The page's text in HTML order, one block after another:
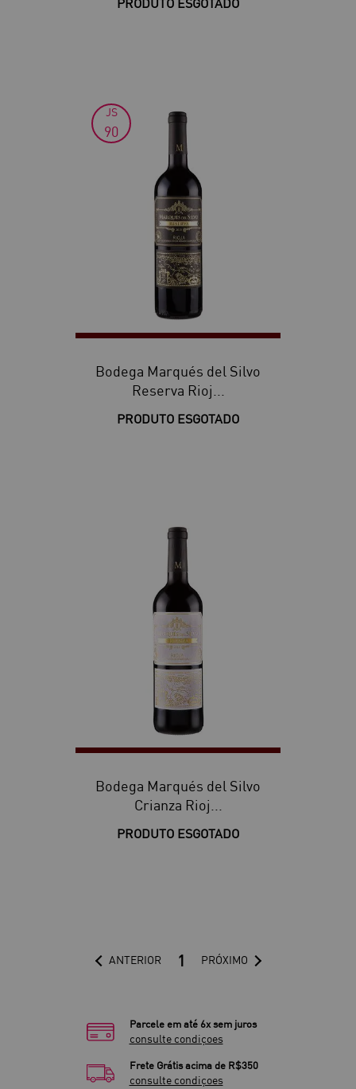
JS
90
Bodega Marqués del Silvo
Reserva Rioj...
PRODUTO ESGOTADO
Bodega Marqués del Silvo
Crianza Rioj...
PRODUTO ESGOTADO
ANTERIOR 1 PRÓXIMO
Parcele em até 6x sem juros
consulte condiçoes
Frete Grátis acima de R$350
consulte condiçoes